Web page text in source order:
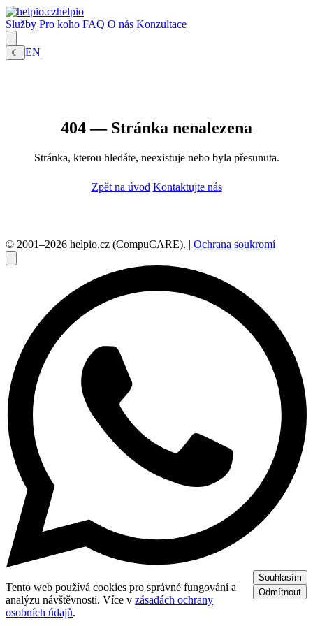
helpio
Služby Pro koho FAQ O nás Konzultace
☾ EN
404 — Stránka nenalezena
Stránka, kterou hledáte, neexistuje nebo byla přesunuta.
Zpět na úvod Kontaktujte nás
© 2001–2026 helpio.cz (CompuCARE). | Ochrana soukromí
Tento web používá cookies pro správné fungování a
analýzu návštěvnosti. Více v zásadách ochrany
osobních údajů.
Souhlasím
Odmítnout